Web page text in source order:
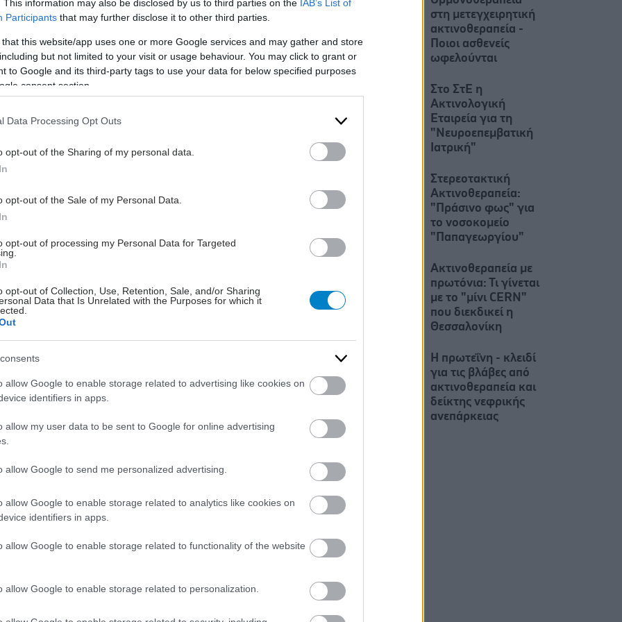
This information may also be disclosed by us to third parties on the IAB’s List of
Participants that may further disclose it to other third parties.
that this website/app uses one or more Google services and may gather and store
but not limited to your visit or usage behaviour. You may click to grant or
to Google and its third-party tags to use your data for below specified purposes
consent section.
Data Processing Opt Outs
opt-out of the Sharing of my personal data.
opt-out of the Sale of my Personal Data.
opt-out of processing my Personal Data for Targeted
opt-out of Collection, Use, Retention, Sale, and/or Sharing
Data that Is Unrelated with the Purposes for which it
allow Google to enable storage related to advertising like cookies on
identifiers in apps.
allow my user data to be sent to Google for online advertising
allow Google to send me personalized advertising.
allow Google to enable storage related to analytics like cookies on
identifiers in apps.
allow Google to enable storage related to functionality of the website
allow Google to enable storage related to personalization.
εξής τρεις κατηγορίες :
Ακτινοχειρουργική (StereotacticRadioSurgery)
Νευρικού Συστήματος (ΚΝΣ) ονομάζεται η
1 συνεδρία), με χωρική ακρίβεια εναπόθεσης των
κατανομών μικρότερη ή ίση από 1mm.
Ακτινοθεραπεία (StereotacticRadioTherapy)
Νευρικού Συστήματος (ΚΝΣ) ονομάζεται η
σε στόχο του ΚΝΣ, θεραπευτική δόση ακτινοβολίας
κλασματοποιημένων δόσεων (μέχρι 5 συνεδρίες),
ή ίση από 1mm.
Ακτινοθεραπεία Σώματος (
py – SBRT) εκτός Κεντρικού
(ΚΝΣ) ονομάζεται η
τεχνική κατά την οποία
σε έναν όγκοστόχο του σώματος, εκτός ΚΝΣ,
σε έως 8 συνεδρίες), με χωρική ακρίβεια
των δοσιμετρικών κατανομών μικρότερη ή ίση από
στα νοσοκομεία και τις ιδιωτικές κλινικές για
πρακτικών απαιτεί την εξασφάλιση εκ
οργανισμών (νοσοκομεία και ιδιωτικές κλινικές) της
μικρότερης ή ίσης από 1mm και
στη μετεγχειρητική
ακτινοθεραπεία -
Ποιοι ασθενείς
ωφελούνται
Στο ΣτΕ η
Ακτινολογική
Εταιρεία για τη
"Νευροεπεμβατική
Ιατρική"
Στερεοτακτική
Ακτινοθεραπεία:
"Πράσινο φως" για
το νοσοκομείο
"Παπαγεωργίου"
Ακτινοθεραπεία με
πρωτόνια: Τι γίνεται
με το "μίνι CERN"
που διεκδικεί η
Θεσσαλονίκη
Η πρωτεΐνη - κλειδί
για τις βλάβες από
ακτινοθεραπεία και
δείκτης νεφρικής
ανεπάρκειας